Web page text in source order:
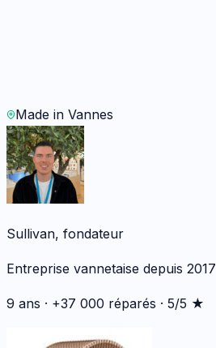
Made in Vannes
Sullivan, fondateur
Entreprise vannetaise depuis 2017
9 ans · +37 000 réparés · 5/5 ★